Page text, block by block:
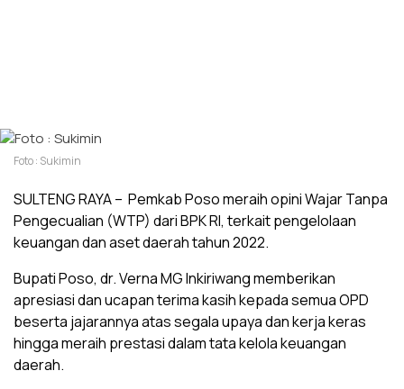
Foto : Sukimin
SULTENG RAYA – Pemkab Poso meraih opini Wajar Tanpa
Pengecualian (WTP) dari BPK RI, terkait pengelolaan
keuangan dan aset daerah tahun 2022.
Bupati Poso, dr. Verna MG Inkiriwang memberikan
apresiasi dan ucapan terima kasih kepada semua OPD
beserta jajarannya atas segala upaya dan kerja keras
hingga meraih prestasi dalam tata kelola keuangan
daerah.